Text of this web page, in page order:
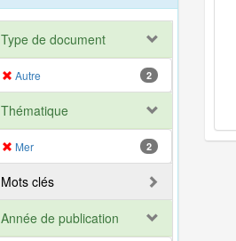
Type de document
Autre 2
Thématique
Mer 2
Mots clés
Année de publication